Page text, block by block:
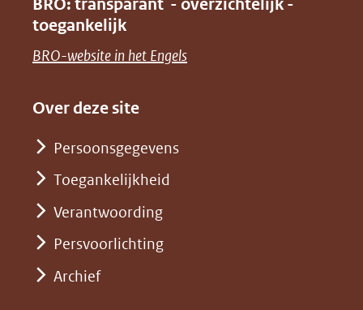
naar
andere
(verwijst
naar
andere
nieuw
(verwijst
andere
BRO: transparant - overzichtelijk -
toegankelijk
BRO-website in het Engels(opent
Over deze site
Persoonsgegevens
Toegankelijkheid
Verantwoording
Persvoorlichting
Archief